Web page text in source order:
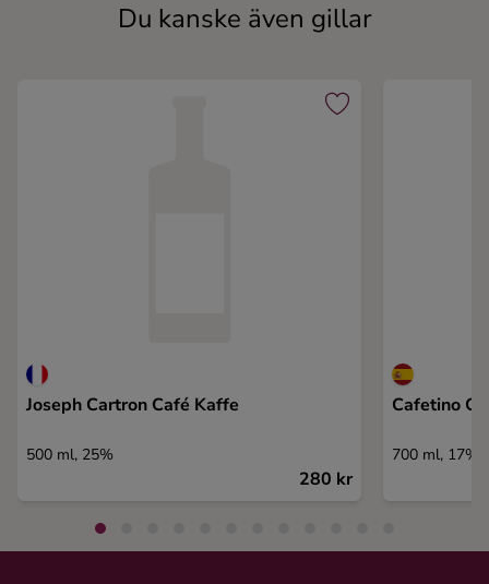
Du kanske även gillar
Joseph Cartron Café Kaffe
500 ml, 25%
280 kr
Cafetino
700 ml, 17%